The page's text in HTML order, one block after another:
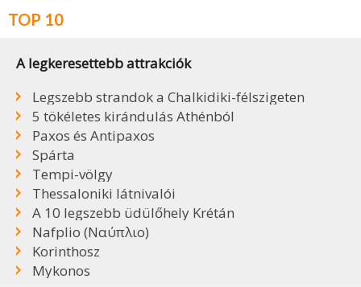
TOP 10
A legkeresettebb attrakciók
Legszebb strandok a Chalkidiki-félszigeten
5 tökéletes kirándulás Athénból
Paxos és Antipaxos
Spárta
Tempi-völgy
Thessaloniki látnivalói
A 10 legszebb üdülőhely Krétán
Nafplio (Ναύπλιο)
Korinthosz
Mykonos